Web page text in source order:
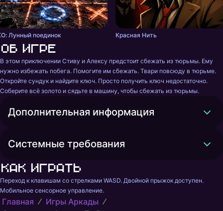
Лунный поединок Красная Нить
Об игре
В этом приключении Стиву и Алексу предстоит сбежать из тюрьмы. Ему
нужно избежать побега. Помогите им сбежать. Твари повсюду в тюрьме.
Откройте сундук и найдите ключ. Просто получить ключ недостаточно.
Соберите всё золото и сядьте в машину, чтобы сбежать из тюрьмы.
Дополнительная информация
Системные требования
Как играть
Переход к клавишам со стрелками WASD. Двойной прыжок доступен.
Мобильное сенсорное управление.
Главная
Игры Аркады